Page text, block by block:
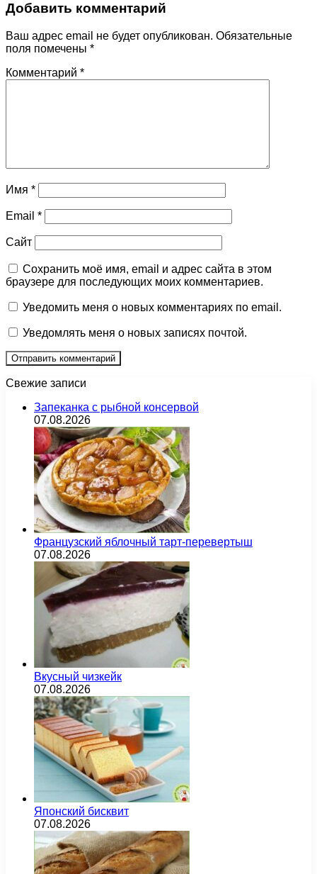
Добавить комментарий
Ваш адрес email не будет опубликован. Обязательные
поля помечены *
Комментарий *
Имя *
Email *
Сайт
Сохранить моё имя, email и адрес сайта в этом
браузере для последующих моих комментариев.
Уведомить меня о новых комментариях по email.
Уведомлять меня о новых записях почтой.
Свежие записи
Запеканка с рыбной консервой
07.08.2026
Французский яблочный тарт-перевертыш
07.08.2026
Вкусный чизкейк
07.08.2026
Японский бисквит
07.08.2026